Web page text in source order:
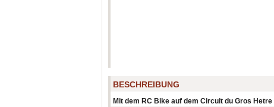
BESCHREIBUNG
Mit dem RC Bike auf dem Circuit du Gros Hetre